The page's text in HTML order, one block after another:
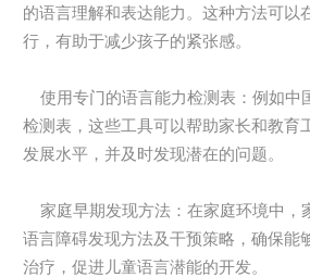
的语言理解和表达能力。这种方法可以
行，有助于减少孩子的紧张感。
使用专门的语言能力检测表：例如中
检测表，这些工具可以帮助家长和教育
发展水平，并及时发现潜在的问题。
家庭早期发现方法：在家庭环境中，
语言障碍发现方法及干预策略，确保能
治疗，促进儿童语言潜能的开发。